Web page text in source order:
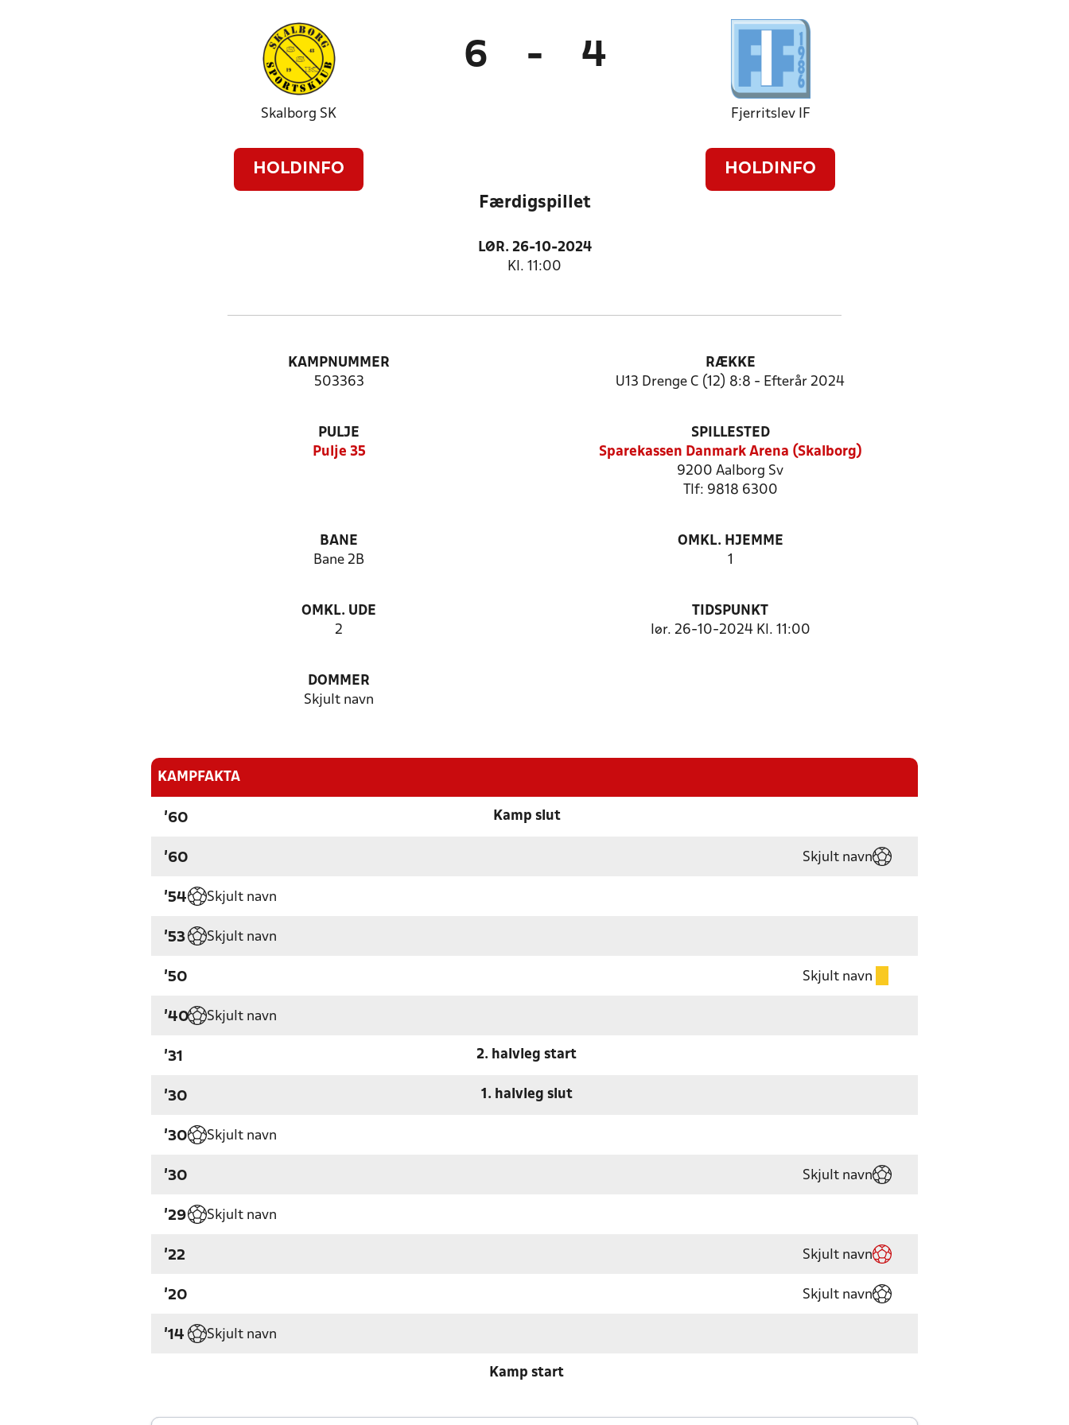
Skalborg SK
HOLDINFO
6 - 4
Fjerritslev IF
HOLDINFO
Færdigspillet
LØR. 26-10-2024
Kl. 11:00
KAMPNUMMER
503363
RÆKKE
U13 Drenge C (12) 8:8 - Efterår 2024
PULJE
Pulje 35
SPILLESTED
Sparekassen Danmark Arena (Skalborg)
9200 Aalborg Sv
Tlf: 9818 6300
BANE
Bane 2B
OMKL. HJEMME
1
OMKL. UDE
2
TIDSPUNKT
lør. 26-10-2024 Kl. 11:00
DOMMER
Skjult navn
KAMPFAKTA
'60 Kamp slut
'60 Skjult navn
'54 Skjult navn
'53 Skjult navn
'50 Skjult navn
'40 Skjult navn
'31 2. halvleg start
'30 1. halvleg slut
'30 Skjult navn
'30 Skjult navn
'29 Skjult navn
'22 Skjult navn
'20 Skjult navn
'14 Skjult navn
Kamp start